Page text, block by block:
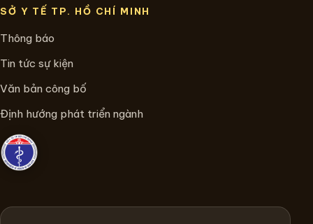
SỞ Y TẾ TP. HỒ CHÍ MINH
Thông báo
Tin tức sự kiện
Văn bản công bố
Định hướng phát triển ngành